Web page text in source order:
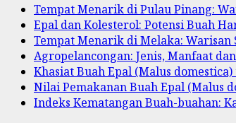
Tempat Menarik di Pulau Pinang:
Epal dan Kolesterol: Potensi Buah
Tempat Menarik di Melaka: Warisan
Agropelancongan: Jenis, Manfaat
Khasiat Buah Epal (Malus
Nilai Pemakanan Buah Epal (Malus
Indeks Kematangan Buah-buahan: